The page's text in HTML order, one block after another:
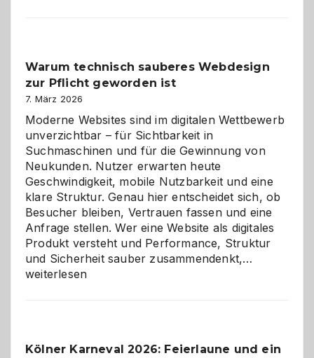
den
Logikrätseln
Warum technisch sauberes Webdesign
zur Pflicht geworden ist
7. März 2026
Moderne Websites sind im digitalen Wettbewerb
unverzichtbar – für Sichtbarkeit in
Suchmaschinen und für die Gewinnung von
Neukunden. Nutzer erwarten heute
Geschwindigkeit, mobile Nutzbarkeit und eine
klare Struktur. Genau hier entscheidet sich, ob
Besucher bleiben, Vertrauen fassen und eine
Anfrage stellen. Wer eine Website als digitales
Produkt versteht und Performance, Struktur
und Sicherheit sauber zusammendenkt,…
geworden
weiterlesen
Kölner Karneval 2026: Feierlaune und ein